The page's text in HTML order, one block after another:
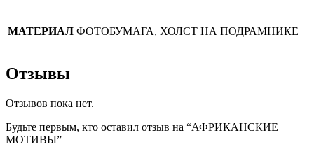
МАТЕРИАЛ ФОТОБУМАГА, ХОЛСТ НА ПОДРАМНИКЕ
Отзывы
Отзывов пока нет.
Будьте первым, кто оставил отзыв на “АФРИКАНСКИЕ
МОТИВЫ”